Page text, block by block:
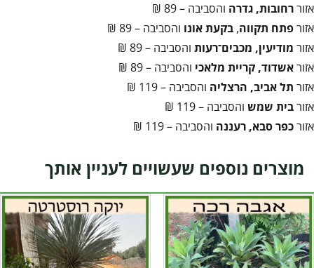
אזוררחובות, גדרה והסביבה – 89 ₪
אזורפתח תקווה, בקעת אונו והסביבה – 89 ₪
אזור מודיעין, מכבים־רעות והסביבה – 89 ₪
אזוראשדוד, קריית מלאכי והסביבה – 89 ₪
אזור תל אביב, הרצליה והסביבה – 119 ₪
אזורבית שמש והסביבה – 119 ₪
אזורכפר סבא, רעננה והסביבה – 119 ₪
מוצרים נוספים שעשויים לעניין אותך